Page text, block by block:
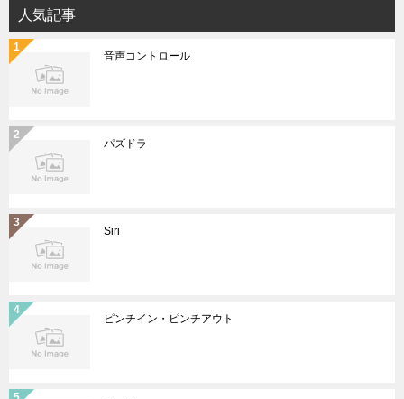
人気記事
音声コントロール
パズドラ
Siri
ピンチイン・ピンチアウト